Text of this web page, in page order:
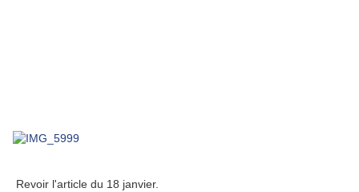
Revoir l'article du 18 janvier.